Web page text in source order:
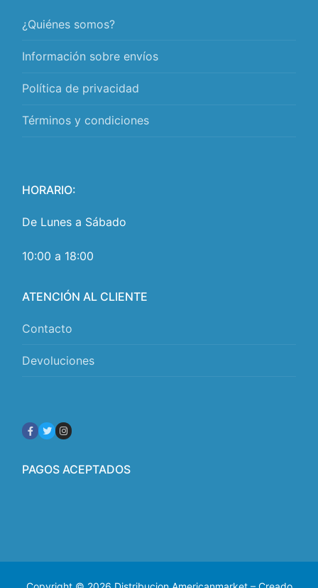
¿Quiénes somos?
Información sobre envíos
Política de privacidad
Términos y condiciones
HORARIO:
De Lunes a Sábado
10:00 a 18:00
ATENCIÓN AL CLIENTE
Contacto
Devoluciones
PAGOS ACEPTADOS